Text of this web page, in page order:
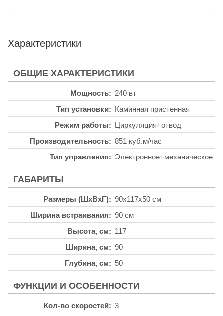
Характеристики
ОБЩИЕ ХАРАКТЕРИСТИКИ
Мощность
240 вт
Тип установки
Каминная пристенная
Режим работы
Циркуляция+отвод
Производительность
851 куб.м/час
Тип управления
Электронное+механическое
ГАБАРИТЫ
Размеры (ШхВхГ)
90x117x50 см
Ширина встраивания
90 см
Высота, см
117
Ширина, см
90
Глубина, см
50
ФУНКЦИИ И ОСОБЕННОСТИ
Кол-во скоростей
3